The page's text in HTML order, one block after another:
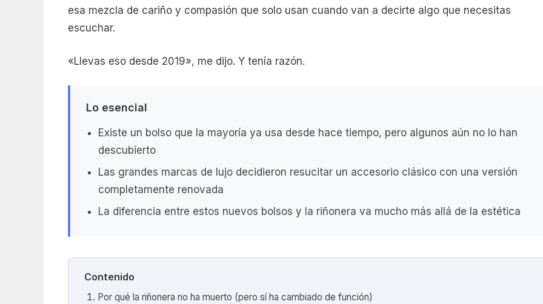
esa mezcla de cariño y compasión que solo usan cuando van a decirte algo que necesitas
escuchar.
«Llevas eso desde 2019», me dijo. Y tenía razón.
Lo esencial
Existe un bolso que la mayoría ya usa desde hace tiempo, pero algunos aún no lo han
descubierto
Las grandes marcas de lujo decidieron resucitar un accesorio clásico con una versión
completamente renovada
La diferencia entre estos nuevos bolsos y la riñonera va mucho más allá de la estética
Contenido
Por qué la riñonera no ha muerto (pero sí ha cambiado de función)